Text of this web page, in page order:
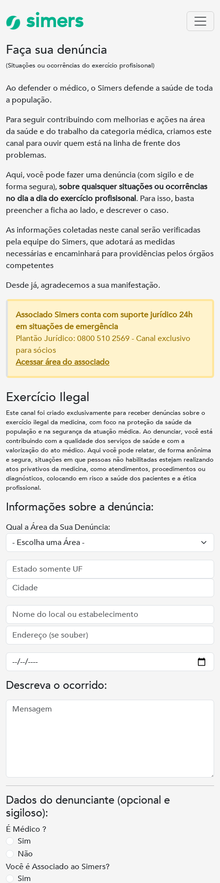
simers
Faça sua denúncia
(Situações ou ocorrências do exercício profisisonal)
Ao defender o médico, o Simers defende a saúde de toda
a população.
Para seguir contribuindo com melhorias e ações na área
da saúde e do trabalho da categoria médica, criamos este
canal para ouvir quem está na linha de frente dos
problemas.
Aqui, você pode fazer uma denúncia (com sigilo e de
forma segura),sobre quaisquer situações ou ocorrências
no dia a dia do exercício profisisonal. Para isso, basta
preencher a ficha ao lado, e descrever o caso.
As informações coletadas neste canal serão verificadas
pela equipe do Simers, que adotará as medidas
necessárias e encaminhará para providências pelos órgãos
competentes
Desde já, agradecemos a sua manifestação.
Associado Simers conta com suporte jurídico 24h
em situações de emergência
Plantão Jurídico: 0800 510 2569 - Canal exclusivo
para sócios
Acessar área do associado
Exercício Ilegal
Este canal foi criado exclusivamente para receber denúncias sobre o
exercício ilegal da medicina, com foco na proteção da saúde da
população e na segurança da atuação médica. Ao denunciar, você está
contribuindo com a qualidade dos serviços de saúde e com a
valorização do ato médico. Aqui você pode relatar, de forma anônima
e segura, situações em que pessoas não habilitadas estejam realizando
atos privativos da medicina, como atendimentos, procedimentos ou
diagnósticos, colocando em risco a saúde dos pacientes e a ética
profissional.
Informações sobre a denúncia:
Qual a Área da Sua Denúncia:
Descreva o ocorrido:
Dados do denunciante (opcional e
sigiloso):
É Médico ?
Sim
Não
Você é Associado ao Simers?
Sim